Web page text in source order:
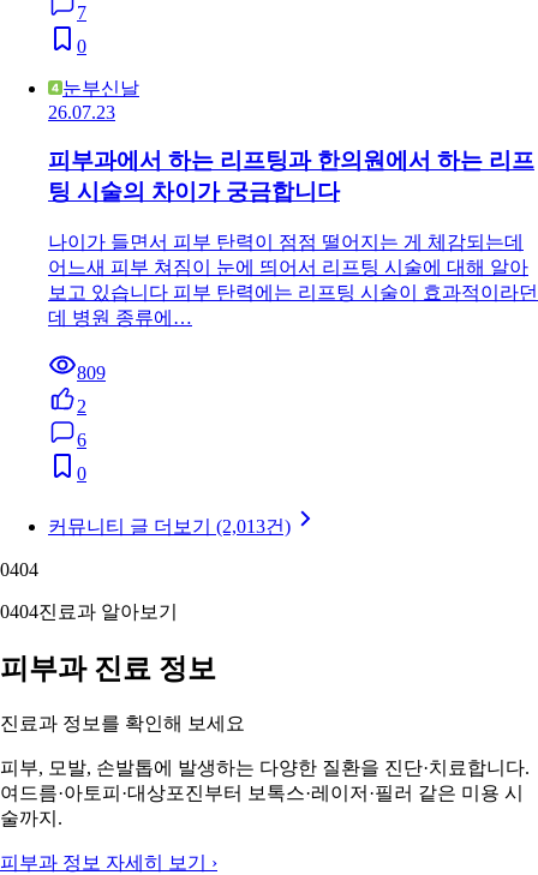
7
0
눈부신날
26.07.23
피부과에서 하는 리프팅과 한의원에서 하는 리프
팅 시술의 차이가 궁금합니다
나이가 들면서 피부 탄력이 점점 떨어지는 게 체감되는데
어느새 피부 쳐짐이 눈에 띄어서 리프팅 시술에 대해 알아
보고 있습니다 피부 탄력에는 리프팅 시술이 효과적이라던
데 병원 종류에…
809
2
6
0
커뮤니티 글 더보기 (2,013건)
0404
0404진료과 알아보기
피부과 진료 정보
진료과 정보를 확인해 보세요
피부, 모발, 손발톱에 발생하는 다양한 질환을 진단·치료합니다.
여드름·아토피·대상포진부터 보톡스·레이저·필러 같은 미용 시
술까지.
피부과 정보 자세히 보기 ›